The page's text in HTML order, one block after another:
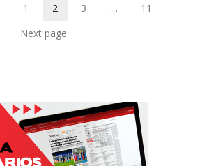
Page
1 Page
2 Page
3 …
11
Next page